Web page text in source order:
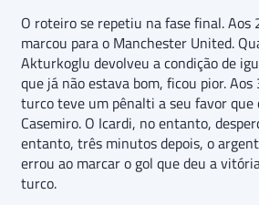
O roteiro se repetiu na fase final.
marcou para o Manchester United.
Akturkoglu devolveu a condição de
que já não estava bom, ficou pior.
turco teve um pênalti a seu favor que
Casemiro. O Icardi, no entanto,
entanto, três minutos depois, o
errou ao marcar o gol que deu a
turco.